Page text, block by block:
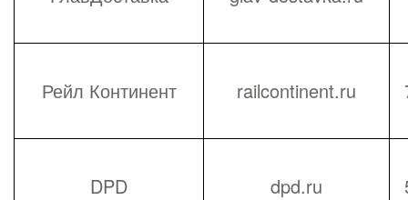
Рейл Континент railcontinent.ru
DPD dpd.ru